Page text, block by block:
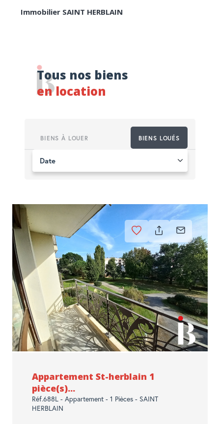
Immobilier SAINT HERBLAIN
Tous nos biens
en location
BIENS À LOUER BIENS LOUÉS
Appartement St-herblain 1
pièce(s)...
Réf.688L - Appartement - 1 Pièces - SAINT
HERBLAIN